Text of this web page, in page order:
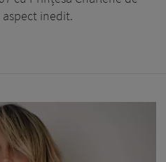
aspect inedit.